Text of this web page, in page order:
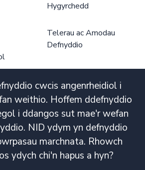
cwcis angenrheidiol i
weithio. Hoffem ddefnyddio
i ddangos sut mae'r wefan
NID ydym yn defnyddio
marchnata. Rhowch
ydych chi'n hapus a hyn?
Hygyrchedd
Telerau ac Amodau
Defnyddio